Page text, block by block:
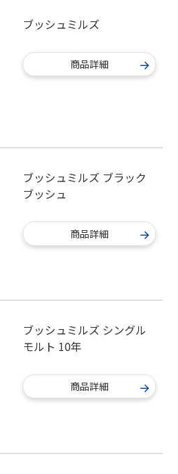
ブッシュミルズ
商品詳細
ブッシュミルズ ブラック
ブッシュ
商品詳細
ブッシュミルズ シングル
モルト 10年
商品詳細